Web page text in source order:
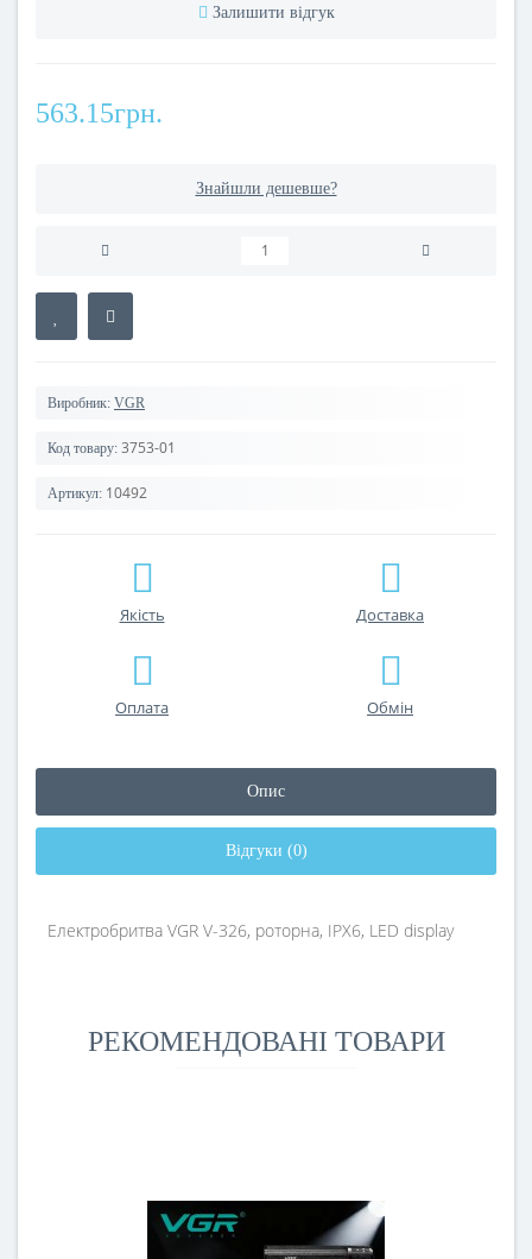
Залишити відгук
563.15грн.
Знайшли дешевше?
Виробник: VGR
Код товару: 3753-01
Артикул: 10492
Якість Доставка
Оплата Обмін
Опис
Відгуки (0)
Електробритва VGR V-326, роторна, IPX6, LED display
РЕКОМЕНДОВАНІ ТОВАРИ